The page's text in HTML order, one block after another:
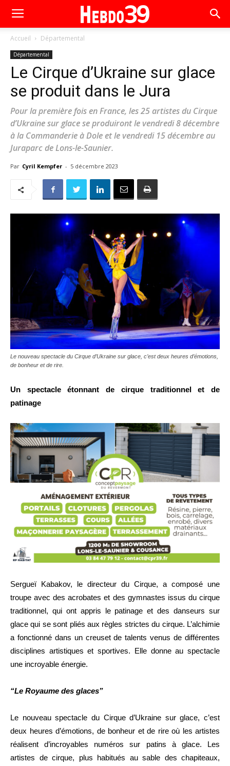
Accueil Départemental
Départemental
Le Cirque d’Ukraine sur glace
se produit dans le Jura
Pour la première fois en France, les 25 artistes du Cirque
d’Ukraine sur glace se produiront le vendredi 8 décembre
à la Commanderie à Dole et le vendredi 15 décembre au
Juraparc de Lons-le-Saunier.
Par Cyril Kempfer - 5 décembre 2023
Le nouveau spectacle du Cirque d’Ukraine sur glace, c’est deux heures d’émotions,
de bonheur et de rire.
Un spectacle étonnant de cirque traditionnel et de
patinage
Sergueï Kabakov, le directeur du Cirque, a composé une
troupe avec des acrobates et des gymnastes issus du cirque
traditionnel, qui ont appris le patinage et des danseurs sur
glace qui se sont pliés aux règles strictes du cirque. L’alchimie
a fonctionné dans un creuset de talents venus de différentes
disciplines artistiques et sportives. Elle donne au spectacle
une incroyable énergie.
“Le Royaume des glaces”
Le nouveau spectacle du Cirque d’Ukraine sur glace, c’est
deux heures d’émotions, de bonheur et de rire où les artistes
réalisent d’incroyables numéros sur patins à glace. Les
artistes de cirque, plus habitués au sable des chapiteaux,